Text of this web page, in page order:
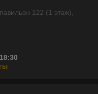
122 (1 этаж),